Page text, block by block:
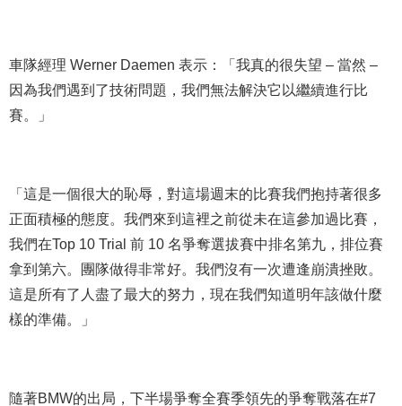
車隊經理 Werner Daemen 表示：「我真的很失望 – 當然 –
因為我們遇到了技術問題，我們無法解決它以繼續進行比
賽。」
「這是一個很大的恥辱，對這場週末的比賽我們抱持著很多
正面積極的態度。我們來到這裡之前從未在這參加過比賽，
我們在Top 10 Trial 前 10 名爭奪選拔賽中排名第九，排位賽
拿到第六。團隊做得非常好。我們沒有一次遭逢崩潰挫敗。
這是所有了人盡了最大的努力，現在我們知道明年該做什麼
樣的準備。」
隨著BMW的出局，下半場爭奪全賽季領先的爭奪戰落在#7